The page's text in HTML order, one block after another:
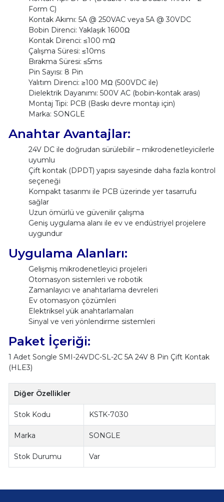
Form C)
Kontak Akımı: 5A @ 250VAC veya 5A @ 30VDC
Bobin Direnci: Yaklaşık 1600Ω
Kontak Direnci: ≤100 mΩ
Çalışma Süresi: ≤10ms
Bırakma Süresi: ≤5ms
Pin Sayısı: 8 Pin
Yalıtım Direnci: ≥100 MΩ (500VDC ile)
Dielektrik Dayanımı: 500V AC (bobin-kontak arası)
Montaj Tipi: PCB (Baskı devre montajı için)
Marka: SONGLE
Anahtar Avantajlar:
24V DC ile doğrudan sürülebilir – mikrodenetleyicilerle
uyumlu
Çift kontak (DPDT) yapısı sayesinde daha fazla kontrol
seçeneği
Kompakt tasarımı ile PCB üzerinde yer tasarrufu
sağlar
Uzun ömürlü ve güvenilir çalışma
Geniş uygulama alanı ile ev ve endüstriyel projelere
uygundur
Uygulama Alanları:
Gelişmiş mikrodenetleyici projeleri
Otomasyon sistemleri ve robotik
Zamanlayıcı ve anahtarlama devreleri
Ev otomasyon çözümleri
Elektriksel yük anahtarlamaları
Sinyal ve veri yönlendirme sistemleri
Paket İçeriği:
1 Adet Songle SMI-24VDC-SL-2C 5A 24V 8 Pin Çift Kontak
(HLE3)
Diğer Özellikler
Stok Kodu KSTK-7030
Marka SONGLE
Stok Durumu Var